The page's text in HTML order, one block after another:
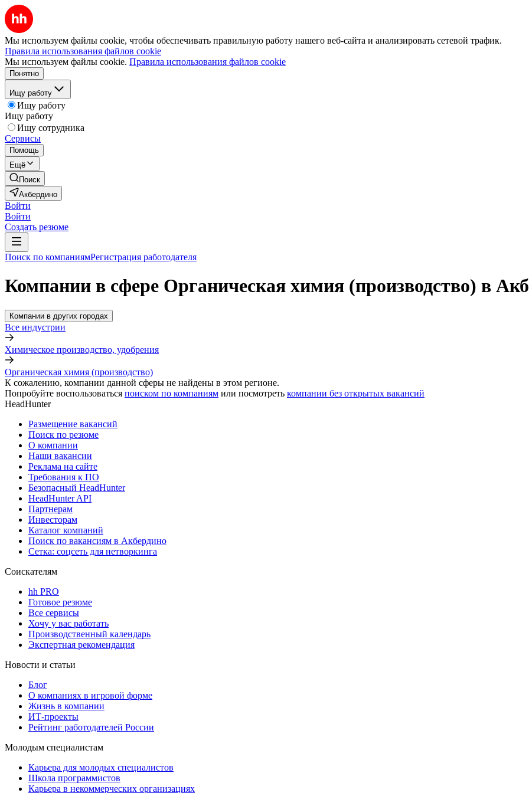
Мы используем файлы cookie, чтобы обеспечивать правильную работу нашего веб-сайта и анализировать сетевой трафик.
Правила использования файлов cookie
Мы используем файлы cookie. Правила использования файлов cookie
Понятно
Ищу работу
Ищу работу
Ищу работу
Ищу сотрудника
Сервисы
Помощь
Ещё
Поиск
Акбердино
Войти
Войти
Создать резюме
Поиск по компаниямРегистрация работодателя
Компании в сфере Органическая химия (производство) в
Компании в других городах
Все индустрии
Химическое производство, удобрения
Органическая химия (производство)
К сожалению, компании данной сферы не найдены в этом регионе.
Попробуйте воспользоваться поиском по компаниям или посмотреть компании без открытых вакансий
HeadHunter
Размещение вакансий
Поиск по резюме
О компании
Наши вакансии
Реклама на сайте
Требования к ПО
Безопасный HeadHunter
HeadHunter API
Партнерам
Инвесторам
Каталог компаний
Поиск по вакансиям в Акбердино
Сетка: соцсеть для нетворкинга
Соискателям
hh PRO
Готовое резюме
Все сервисы
Хочу у вас работать
Производственный календарь
Экспертная рекомендация
Новости и статьи
Блог
О компаниях в игровой форме
Жизнь в компании
ИТ-проекты
Рейтинг работодателей России
Молодым специалистам
Карьера для молодых специалистов
Школа программистов
Карьера в некоммерческих организациях